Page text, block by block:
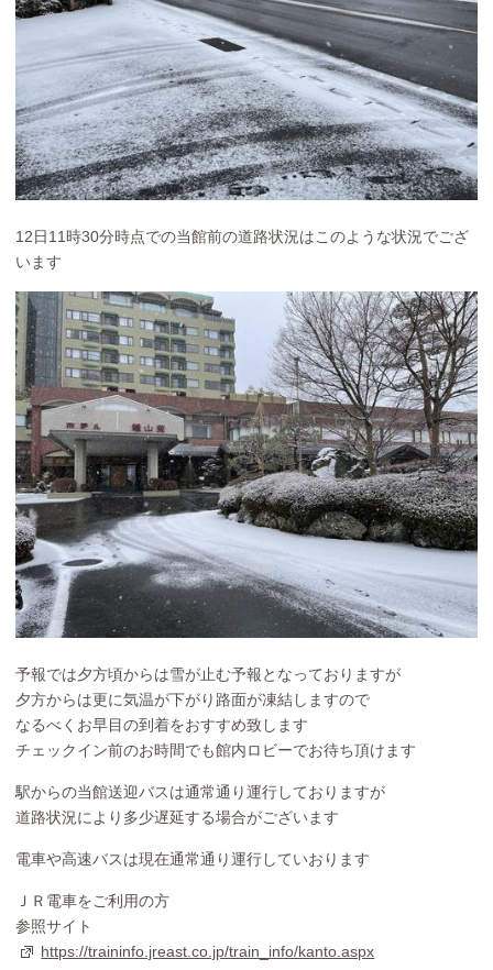
12日11時30分時点での当館前の道路状況はこのような状況でござ
います
予報では夕方頃からは雪が止む予報となっておりますが
夕方からは更に気温が下がり路面が凍結しますので
なるべくお早目の到着をおすすめ致します
チェックイン前のお時間でも館内ロビーでお待ち頂けます
駅からの当館送迎バスは通常通り運行しておりますが
道路状況により多少遅延する場合がございます
電車や高速バスは現在通常通り運行していおります
ＪＲ電車をご利用の方
参照サイト
https://traininfo.jreast.co.jp/train_info/kanto.aspx